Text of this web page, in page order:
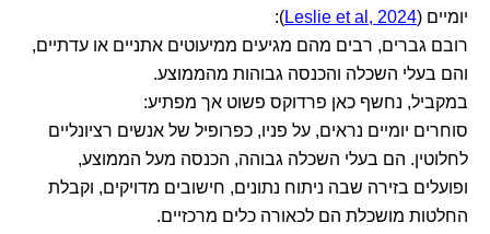
יומיים (Leslie et al, 2024
):
רובם גברים, רבים מהם מגיעים ממיעוטים אתניים או עדתיים,
והם בעלי השכלה והכנסה גבוהות מהממוצע.
במקביל, נחשף כאן פרדוקס פשוט אך מפתיע:
סוחרים יומיים נראים, על פניו, כפרופיל של אנשים רציונליים
לחלוטין. הם בעלי השכלה גבוהה, הכנסה מעל הממוצע,
ופועלים בזירה שבה ניתוח נתונים, חישובים מדויקים, וקבלת
החלטות מושכלת הם לכאורה כלים מרכזיים.